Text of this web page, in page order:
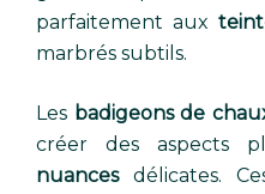
parfaitement aux
marbrés subtils.
Les badigeons de
créer des aspects
nuancesdélicates.